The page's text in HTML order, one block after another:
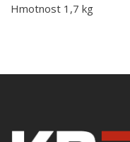
Hmotnost 1,7 kg